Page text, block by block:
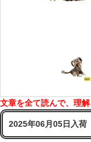
文章を全て読んで、理
2025年06月05日入荷